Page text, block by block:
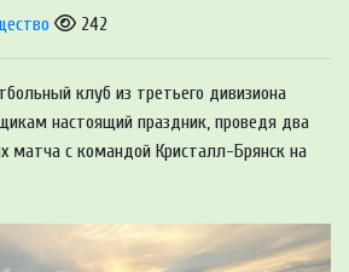
242
клуб из третьего дивизиона
настоящий праздник, проведя два
матча с командой Кристалл-Брянск на